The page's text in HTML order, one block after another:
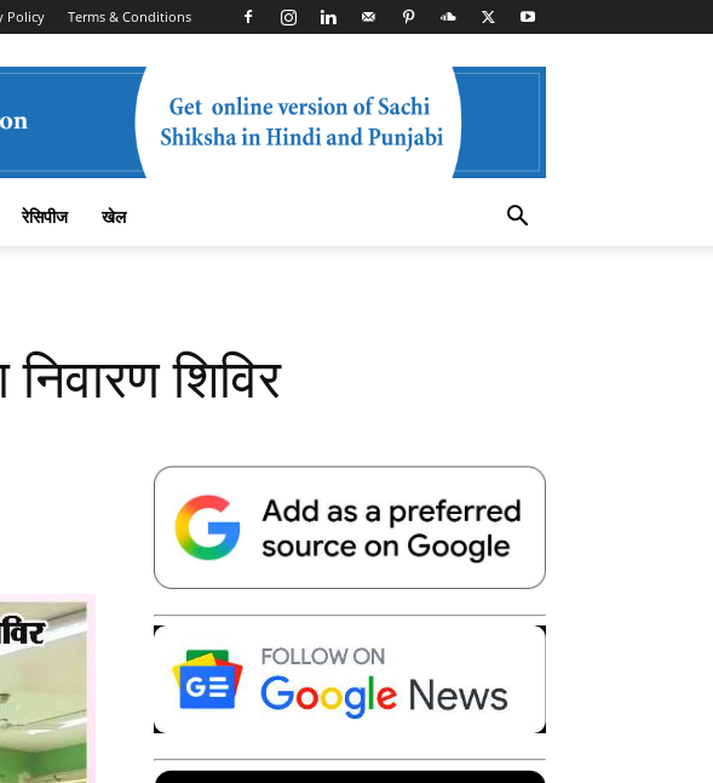
Policy Terms & Conditions
रेसिपीज खेल
शिविर
Telegram Copy URL